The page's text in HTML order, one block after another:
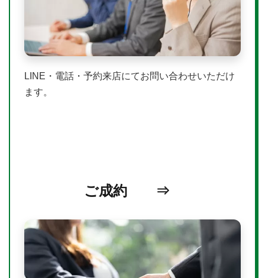
LINE・電話・予約来店にてお問い合わせいただけ
ます。
ご成約 ⇒